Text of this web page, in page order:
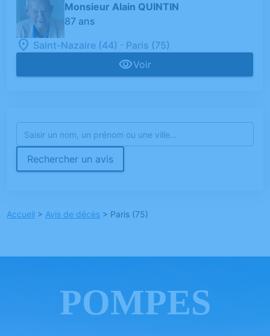
Monsieur Alain QUINTIN
87 ans
Saint-Nazaire (44) - Paris (75)
Voir
Rechercher un avis
Accueil > Avis de décès > Paris (75)
POMPES